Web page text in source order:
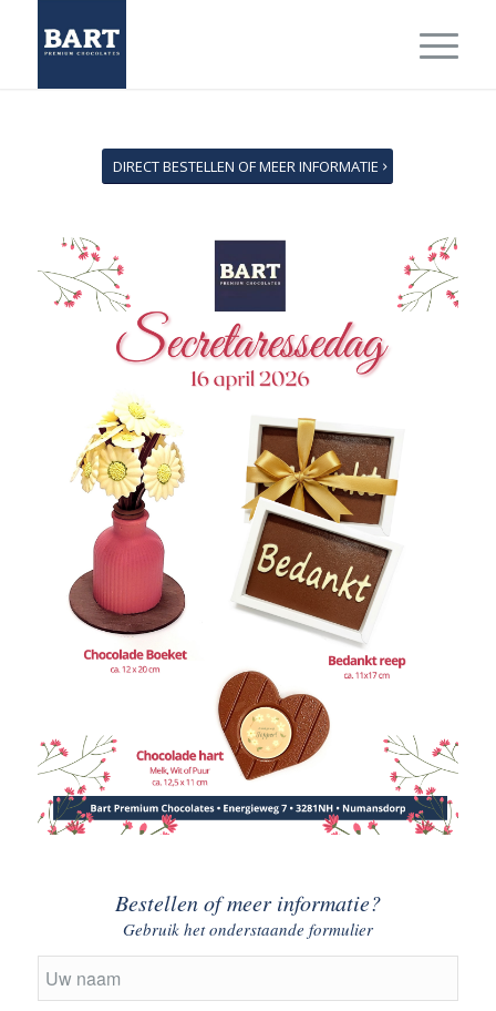
DIRECT BESTELLEN OF MEER INFORMATIE
Bestellen of meer informatie?
Gebruik het onderstaande formulier